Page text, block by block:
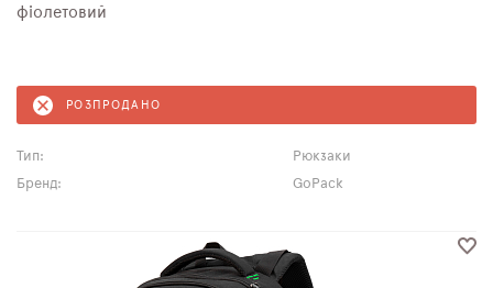
фіолетовий
РОЗПРОДАНО
Тип:
Рюкзаки
Бренд:
GoPack